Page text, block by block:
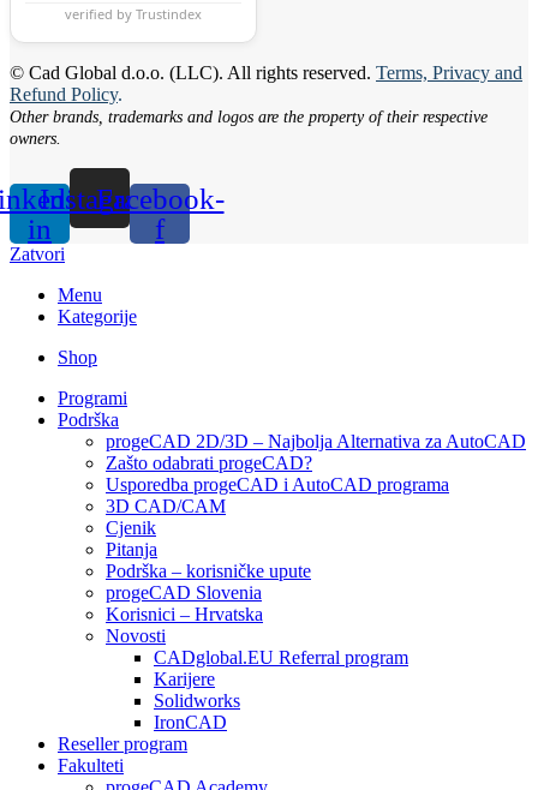
verified by Trustindex
© Cad Global d.o.o. (LLC). All rights reserved. Terms, Privacy and
Refund Policy.
Other brands, trademarks and logos are the property of their respective
owners.
in
Instagram
Facebook-
f
Zatvori
Menu
Kategorije
Shop
Programi
Podrška
progeCAD 2D/3D – Najbolja Alternativa za AutoCAD
Zašto odabrati progeCAD?
Usporedba progeCAD i AutoCAD programa
3D CAD/CAM
Cjenik
Pitanja
Podrška – korisničke upute
progeCAD Slovenia
Korisnici – Hrvatska
Novosti
CADglobal.EU Referral program
Karijere
Solidworks
IronCAD
Reseller program
Fakulteti